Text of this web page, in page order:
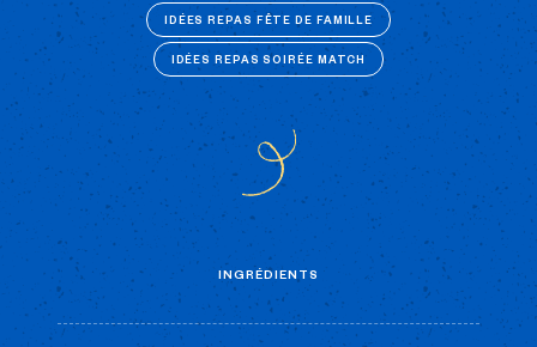
IDÉES REPAS FÊTE DE FAMILLE
IDÉES REPAS SOIRÉE MATCH
INGRÉDIENTS